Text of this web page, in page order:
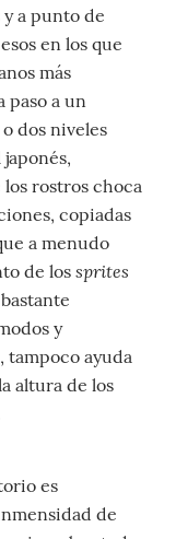
a punto de
en los que
más
paso a un
dos niveles
rostros choca
copiadas
a menudo
de los sprites
y
tampoco ayuda
altura de los
es
de